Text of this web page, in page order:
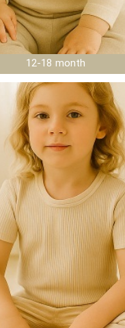
12-18 month